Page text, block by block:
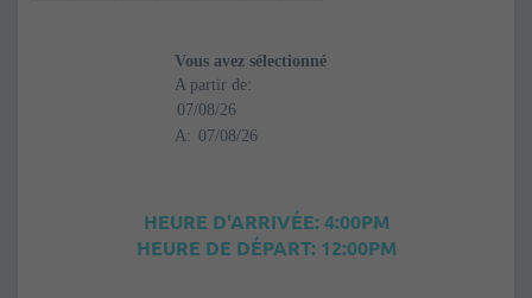
Vous avez sélectionné
A partir de:
A:
HEURE D'ARRIVÉE: 4:00PM
HEURE DE DÉPART: 12:00PM